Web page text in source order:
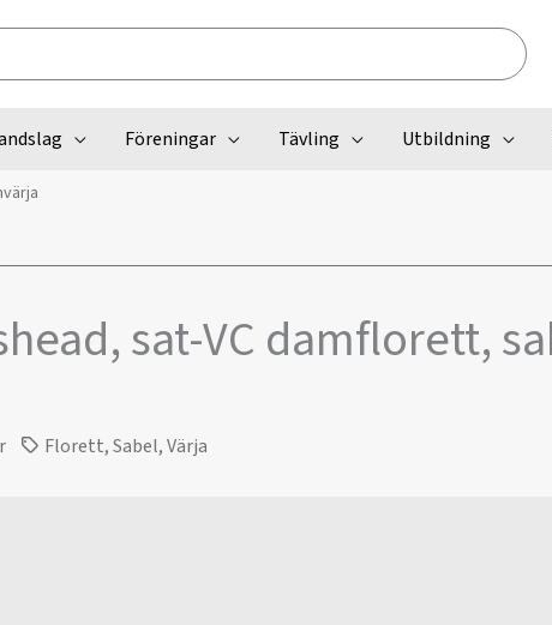
Föreningar Tävling Utbildning
sat-VC damflorett,
Florett,Sabel,Värja